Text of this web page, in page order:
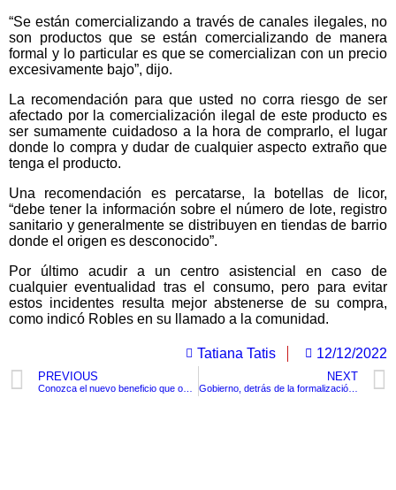
“Se están comercializando a través de canales ilegales, no
son productos que se están comercializando de manera
formal y lo particular es que se comercializan con un precio
excesivamente bajo”, dijo.
La recomendación para que usted no corra riesgo de ser
afectado por la comercialización ilegal de este producto es
ser sumamente cuidadoso a la hora de comprarlo, el lugar
donde lo compra y dudar de cualquier aspecto extraño que
tenga el producto.
Una recomendación es percatarse, la botellas de licor,
“debe tener la información sobre el número de lote, registro
sanitario y generalmente se distribuyen en tiendas de barrio
donde el origen es desconocido”.
Por último acudir a un centro asistencial en caso de
cualquier eventualidad tras el consumo, pero para evitar
estos incidentes resulta mejor abstenerse de su compra,
como indicó Robles en su llamado a la comunidad.
Tatiana Tatis 12/12/2022
PREVIOUS NEXT
Gobierno, detrás de la formalización de casi 1 millón de contratistas